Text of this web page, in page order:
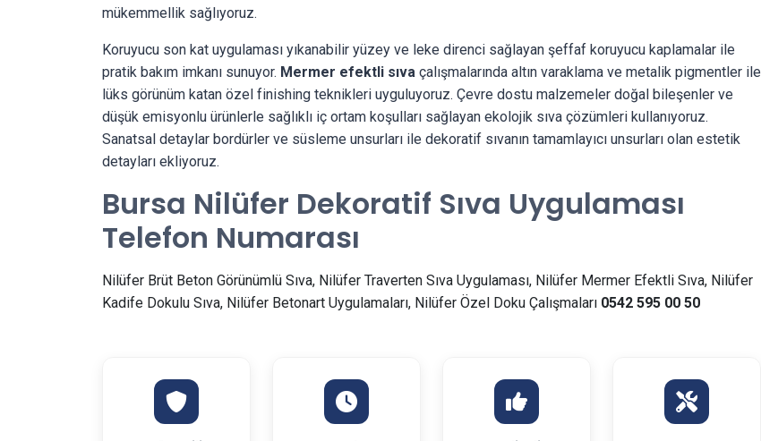
mükemmellik sağlıyoruz.
Koruyucu son kat uygulaması yıkanabilir yüzey ve leke direnci sağlayan şeffaf koruyucu kaplamalar ile
pratik bakım imkanı sunuyor. Mermer efektli sıva çalışmalarında altın varaklama ve metalik pigmentler ile
lüks görünüm katan özel finishing teknikleri uyguluyoruz. Çevre dostu malzemeler doğal bileşenler ve
düşük emisyonlu ürünlerle sağlıklı iç ortam koşulları sağlayan ekolojik sıva çözümleri kullanıyoruz.
Sanatsal detaylar bordürler ve süsleme unsurları ile dekoratif sıvanın tamamlayıcı unsurları olan estetik
detayları ekliyoruz.
Bursa Nilüfer Dekoratif Sıva Uygulaması
Telefon Numarası
Nilüfer Brüt Beton Görünümlü Sıva, Nilüfer Traverten Sıva Uygulaması, Nilüfer Mermer Efektli Sıva, Nilüfer
Kadife Dokulu Sıva, Nilüfer Betonart Uygulamaları, Nilüfer Özel Doku Çalışmaları 0542 595 00 50